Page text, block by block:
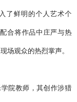
了鲜明的个人艺术个
合将作品中庄严与热
场观众的热烈掌声。
院教师，其创作涉猎